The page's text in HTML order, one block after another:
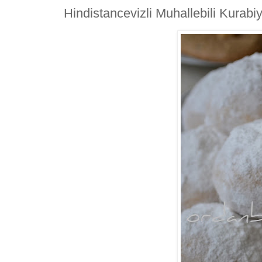
Hindistancevizli Muhallebili